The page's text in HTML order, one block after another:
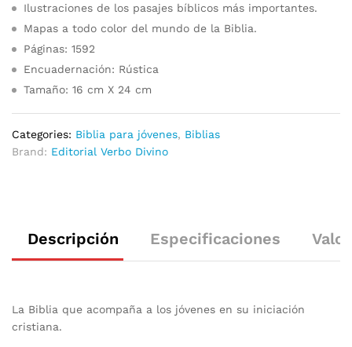
Ilustraciones de los pasajes bíblicos más importantes.
Mapas a todo color del mundo de la Biblia.
Páginas: 1592
Encuadernación: Rústica
Tamaño: 16 cm X 24 cm
Categories: Biblia para jóvenes, Biblias
Brand: Editorial Verbo Divino
Descripción Especificaciones
La Biblia que acompaña a los jóvenes en su iniciación
cristiana.